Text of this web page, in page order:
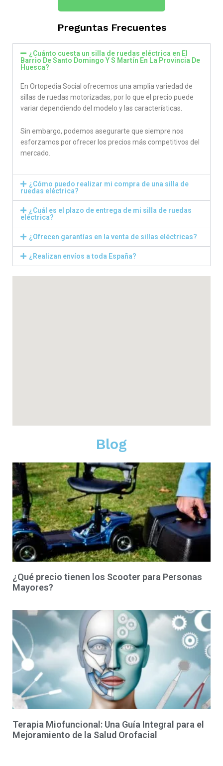
Preguntas Frecuentes
¿Cuánto cuesta un silla de ruedas eléctrica en El
Barrio De Santo Domingo Y S Martín En La Provincia De
Huesca​?
En Ortopedia Social ofrecemos una amplia variedad de
sillas de ruedas motorizadas, por lo que el precio puede
variar dependiendo del modelo y las características.
Sin embargo, podemos asegurarte que siempre nos
esforzamos por ofrecer los precios más competitivos del
mercado.
¿Cómo puedo realizar mi compra de una silla de
ruedas eléctrica?
¿Cuál es el plazo de entrega de mi silla de ruedas
eléctrica?
¿Ofrecen garantías en la venta de sillas eléctricas?
¿Realizan envíos a toda España?
Blog
¿Qué precio tienen los Scooter para Personas
Mayores?
Terapia Miofuncional: Una Guía Integral para el
Mejoramiento de la Salud Orofacial